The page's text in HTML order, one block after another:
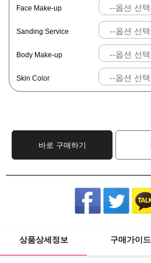
Face Make-up
Sanding Service
Body Make-up
Skin Color
바로 구매하기
상품상세정보 구매가이드